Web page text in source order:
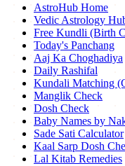
AstroHub Home
Vedic Astrology
Free Kundli (Birth
Today's Panchang
Aaj Ka Choghadiya
Daily Rashifal
Kundali Matching
Manglik Check
Dosh Check
Baby Names by
Sade Sati Calculator
Kaal Sarp Dosh
Lal Kitab Remedies